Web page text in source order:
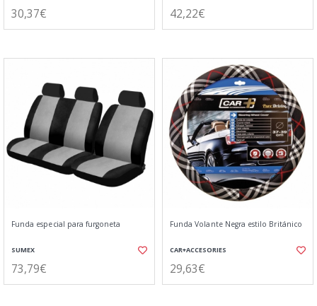
30,37€ 42,22€
Funda especial para furgoneta
SUMEX
73,79€
Funda Volante Negra estilo Británico
CAR+ACCESORIES
29,63€